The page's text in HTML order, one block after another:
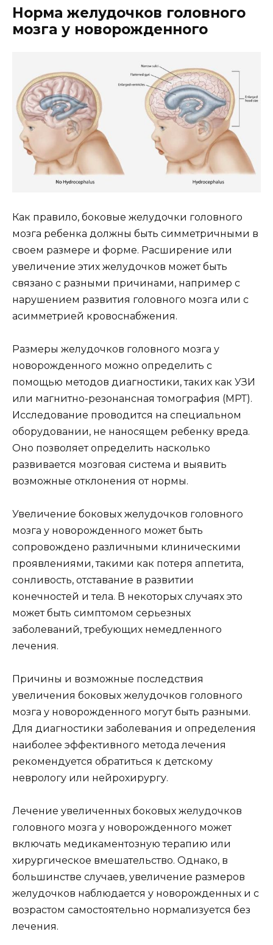
Норма желудочков головного
мозга у новорожденного
Как правило, боковые желудочки головного
мозга ребенка должны быть симметричными в
своем размере и форме. Расширение или
увеличение этих желудочков может быть
связано с разными причинами, например с
нарушением развития головного мозга или с
асимметрией кровоснабжения.
Размеры желудочков головного мозга у
новорожденного можно определить с
помощью методов диагностики, таких как УЗИ
или магнитно-резонансная томография (МРТ).
Исследование проводится на специальном
оборудовании, не наносящем ребенку вреда.
Оно позволяет определить насколько
развивается мозговая система и выявить
возможные отклонения от нормы.
Увеличение боковых желудочков головного
мозга у новорожденного может быть
сопровождено различными клиническими
проявлениями, такими как потеря аппетита,
сонливость, отставание в развитии
конечностей и тела. В некоторых случаях это
может быть симптомом серьезных
заболеваний, требующих немедленного
лечения.
Причины и возможные последствия
увеличения боковых желудочков головного
мозга у новорожденного могут быть разными.
Для диагностики заболевания и определения
наиболее эффективного метода лечения
рекомендуется обратиться к детскому
неврологу или нейрохирургу.
Лечение увеличенных боковых желудочков
головного мозга у новорожденного может
включать медикаментозную терапию или
хирургическое вмешательство. Однако, в
большинстве случаев, увеличение размеров
желудочков наблюдается у новорожденных и с
возрастом самостоятельно нормализуется без
лечения.